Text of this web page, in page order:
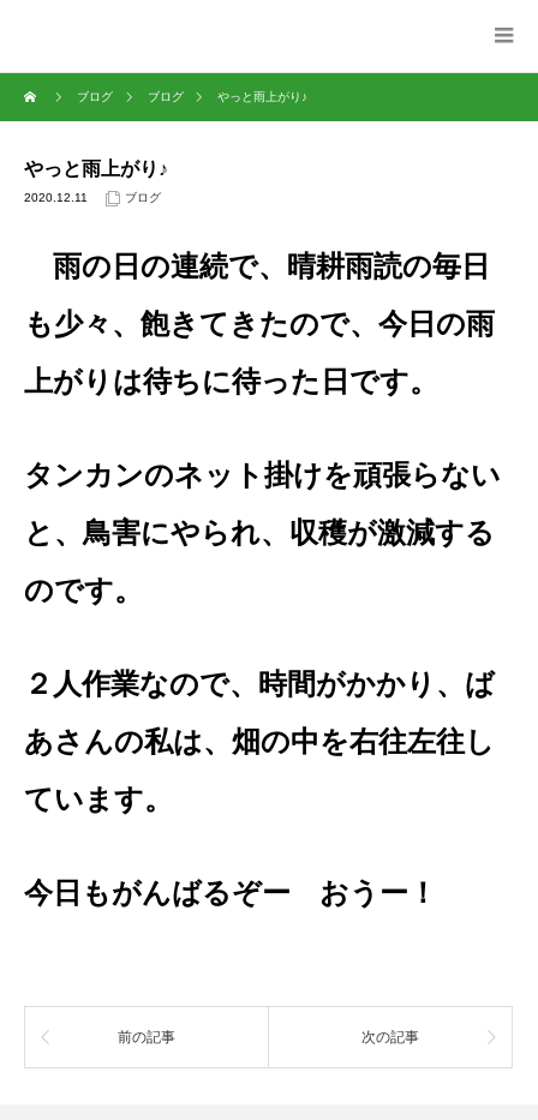
ブログ ブログ やっと雨上がり♪
やっと雨上がり♪
2020.12.11 ブログ
雨の日の連続で、晴耕雨読の毎日
も少々、飽きてきたので、今日の雨
上がりは待ちに待った日です。
タンカンのネット掛けを頑張らない
と、鳥害にやられ、収穫が激減する
のです。
２人作業なので、時間がかかり、ば
あさんの私は、畑の中を右往左往し
ています。
今日もがんばるぞー おうー！
前の記事 次の記事